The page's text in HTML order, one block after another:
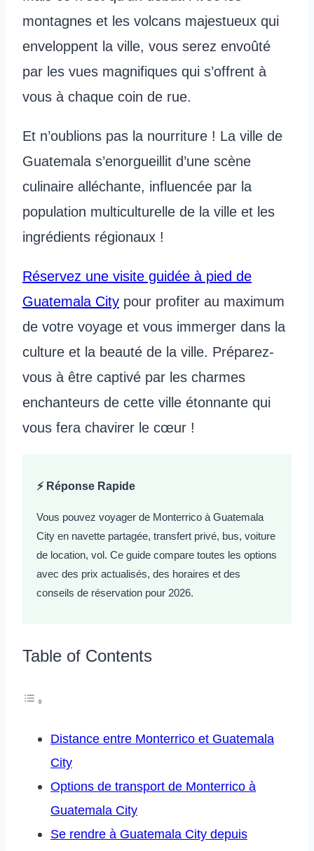
montagnes et les volcans majestueux qui
enveloppent la ville, vous serez envoûté
par les vues magnifiques qui s’offrent à
vous à chaque coin de rue.
Et n’oublions pas la nourriture ! La ville de
Guatemala s’enorgueillit d’une scène
culinaire alléchante, influencée par la
population multiculturelle de la ville et les
ingrédients régionaux !
Réservez une visite guidée à pied de
Guatemala City pour profiter au maximum
de votre voyage et vous immerger dans la
culture et la beauté de la ville. Préparez-
vous à être captivé par les charmes
enchanteurs de cette ville étonnante qui
vous fera chavirer le cœur !
⚡ Réponse Rapide
Vous pouvez voyager de Monterrico à Guatemala
City en navette partagée, transfert privé, bus, voiture
de location, vol. Ce guide compare toutes les options
avec des prix actualisés, des horaires et des
conseils de réservation pour 2026.
Table of Contents
Distance entre Monterrico et Guatemala
City
Options de transport de Monterrico à
Guatemala City
Se rendre à Guatemala City depuis